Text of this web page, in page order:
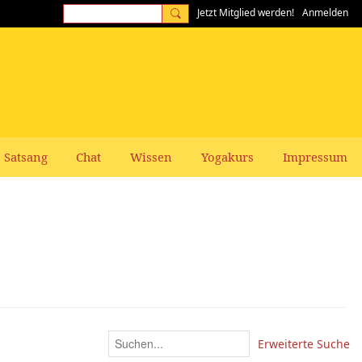
Jetzt Mitglied werden! Anmelden
Satsang Chat Wissen Yogakurs Impressum
Erweiterte Suche